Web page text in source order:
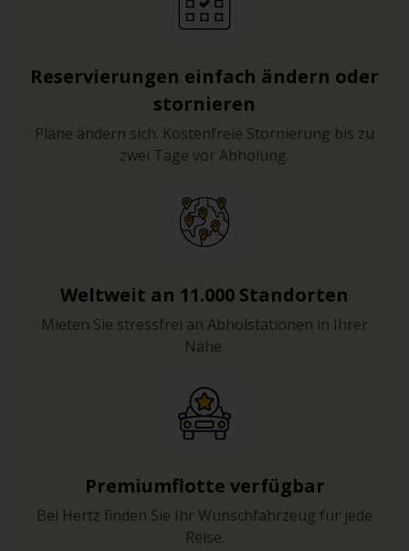
Reservierungen einfach ändern oder
stornieren
Pläne ändern sich. Kostenfreie Stornierung bis zu
zwei Tage vor Abholung.
Weltweit an 11.000 Standorten
Mieten Sie stressfrei an Abholstationen in Ihrer
Nähe.
Premiumflotte verfügbar
Bei Hertz finden Sie Ihr Wunschfahrzeug für jede
Reise.